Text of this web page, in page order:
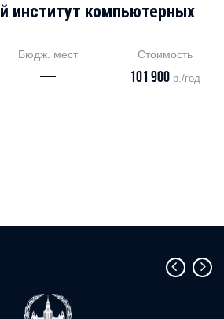
институт компьютерных
Бюдж. мест
—
Стоимость
101 900 р./год